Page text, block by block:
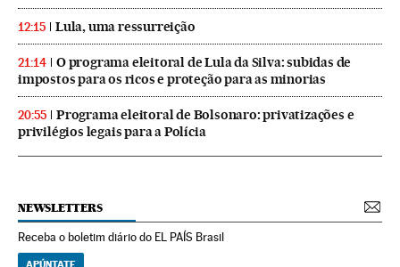
12:15 Lula, uma ressurreição
21:14
O programa eleitoral de Lula da Silva: subidas de
impostos para os ricos e proteção para as minorias
20:55
Programa eleitoral de Bolsonaro: privatizações e
privilégios legais para a Polícia
NEWSLETTERS
Receba o boletim diário do EL PAÍS Brasil
APÚNTATE